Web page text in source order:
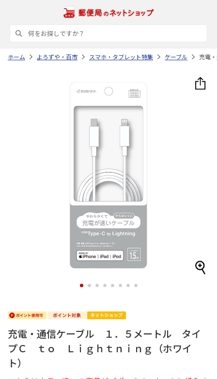
ホーム よろずや・百市 スマホ・タブレット特集 ケーブル 充電
1 2 3 4 5 6 7 8
充電・通信ケーブル １．５メートル タイ
プＣ ｔｏ Ｌｉｇｈｔｎｉｎｇ（ホワイ
ト）